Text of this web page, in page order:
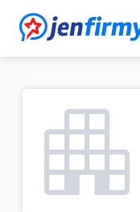
JenFirmy.cz